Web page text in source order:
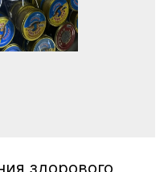
здорового